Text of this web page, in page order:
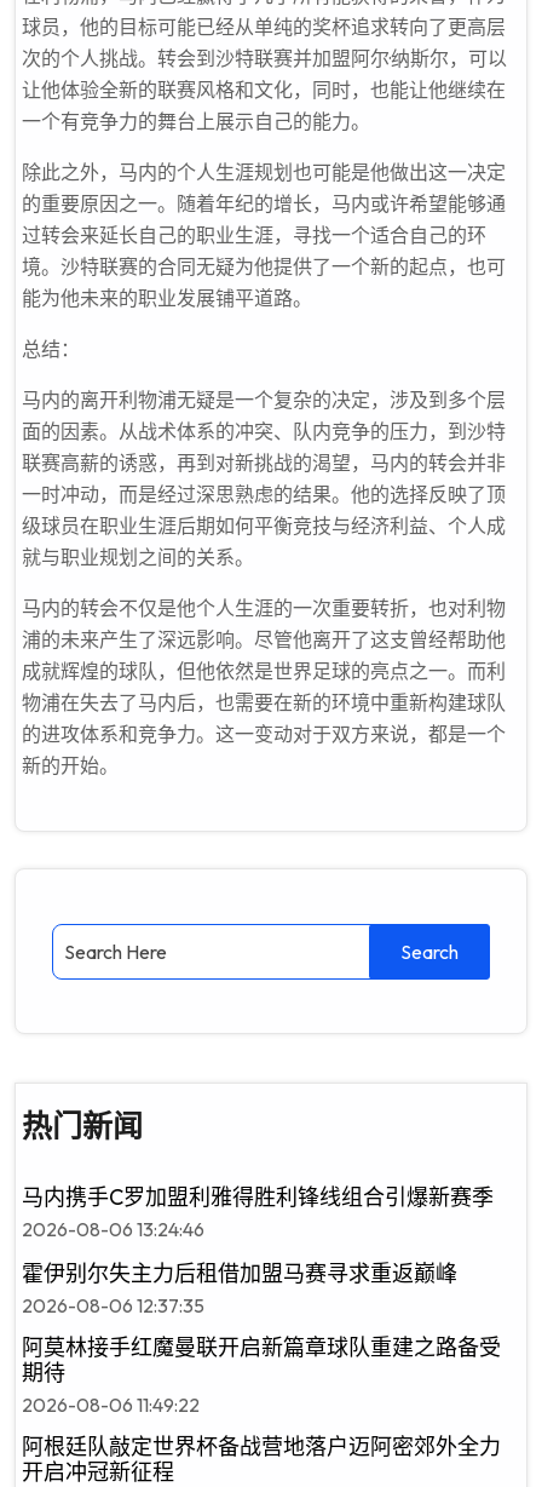
球员，他的目标可能已经从单纯的奖杯追求转向了更高层
次的个人挑战。转会到沙特联赛并加盟阿尔·纳斯尔，可以
让他体验全新的联赛风格和文化，同时，也能让他继续在
一个有竞争力的舞台上展示自己的能力。
除此之外，马内的个人生涯规划也可能是他做出这一决定
的重要原因之一。随着年纪的增长，马内或许希望能够通
过转会来延长自己的职业生涯，寻找一个适合自己的环
境。沙特联赛的合同无疑为他提供了一个新的起点，也可
能为他未来的职业发展铺平道路。
总结：
马内的离开利物浦无疑是一个复杂的决定，涉及到多个层
面的因素。从战术体系的冲突、队内竞争的压力，到沙特
联赛高薪的诱惑，再到对新挑战的渴望，马内的转会并非
一时冲动，而是经过深思熟虑的结果。他的选择反映了顶
级球员在职业生涯后期如何平衡竞技与经济利益、个人成
就与职业规划之间的关系。
马内的转会不仅是他个人生涯的一次重要转折，也对利物
浦的未来产生了深远影响。尽管他离开了这支曾经帮助他
成就辉煌的球队，但他依然是世界足球的亮点之一。而利
物浦在失去了马内后，也需要在新的环境中重新构建球队
的进攻体系和竞争力。这一变动对于双方来说，都是一个
新的开始。
热门新闻
马内携手C罗加盟利雅得胜利锋线组合引爆新赛季
2026-08-06 13:24:46
霍伊别尔失主力后租借加盟马赛寻求重返巅峰
2026-08-06 12:37:35
阿莫林接手红魔曼联开启新篇章球队重建之路备受
期待
2026-08-06 11:49:22
阿根廷队敲定世界杯备战营地落户迈阿密郊外全力
开启冲冠新征程